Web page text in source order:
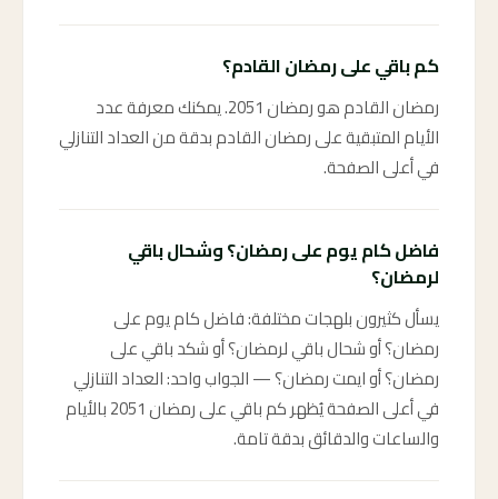
كم باقي على رمضان القادم؟
رمضان القادم هو رمضان 2051. يمكنك معرفة عدد
الأيام المتبقية على رمضان القادم بدقة من العداد التنازلي
في أعلى الصفحة.
فاضل كام يوم على رمضان؟ وشحال باقي
لرمضان؟
يسأل كثيرون بلهجات مختلفة: فاضل كام يوم على
رمضان؟ أو شحال باقي لرمضان؟ أو شكد باقي على
رمضان؟ أو ايمت رمضان؟ — الجواب واحد: العداد التنازلي
في أعلى الصفحة يُظهر كم باقي على رمضان 2051 بالأيام
والساعات والدقائق بدقة تامة.